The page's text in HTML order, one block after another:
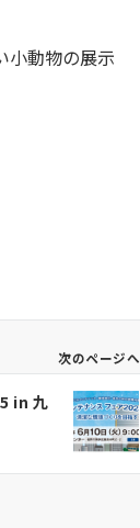
小動物の展示
次のページへ
in 九